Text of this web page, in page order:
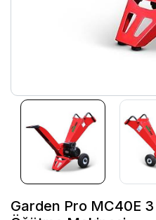
Garden Pro MC40E